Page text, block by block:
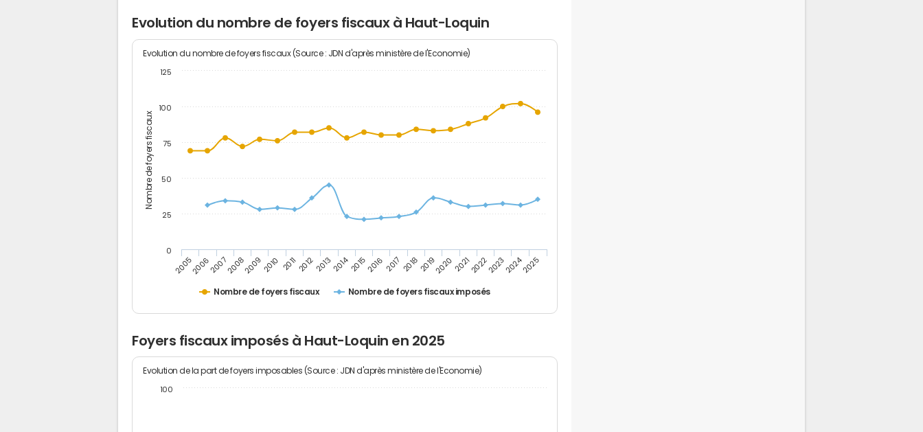
Evolution du nombre de foyers fiscaux à Haut-Loquin
Nombre de foyers fiscaux
Evolution du nombre de foyers fiscaux (Source : JDN d'après ministère de l'Economie)
Nombre de foyers fiscaux Nombre de foyers fiscaux imposés
200520062007200820092010 201120122013201420152016 2017 20182019202020212022202320242025
0
25
50
75
100
125
Foyers fiscaux imposés à Haut-Loquin en 2025
Evolution de la part de foyers imposables (Source : JDN d'après ministère de l'Economie)
100